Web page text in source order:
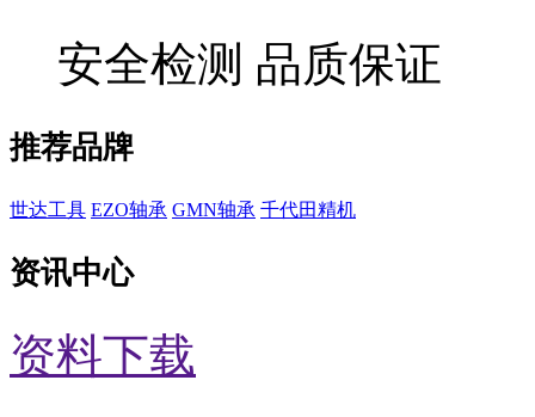
安全检测 品质保证
推荐品牌
世达工具 EZO轴承 GMN轴承 千代田精机
资讯中心
资料下载